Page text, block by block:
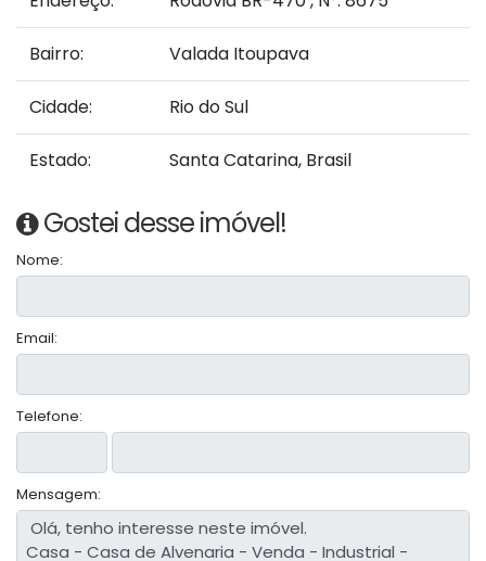
Bairro: Valada Itoupava
Cidade: Rio do Sul
Estado: Santa Catarina, Brasil
Gostei desse imóvel!
Nome:
Email:
Telefone:
Mensagem: